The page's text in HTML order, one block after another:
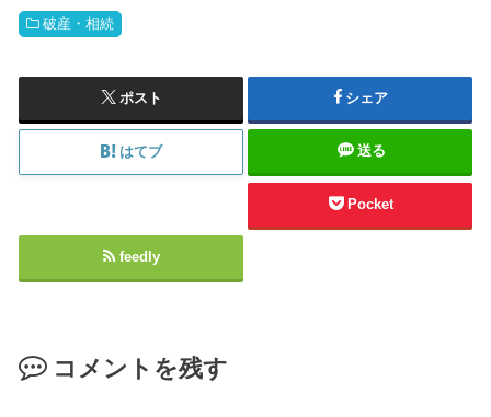
破産・相続
ポスト シェア
はてブ 送る
Pocket
feedly
コメントを残す